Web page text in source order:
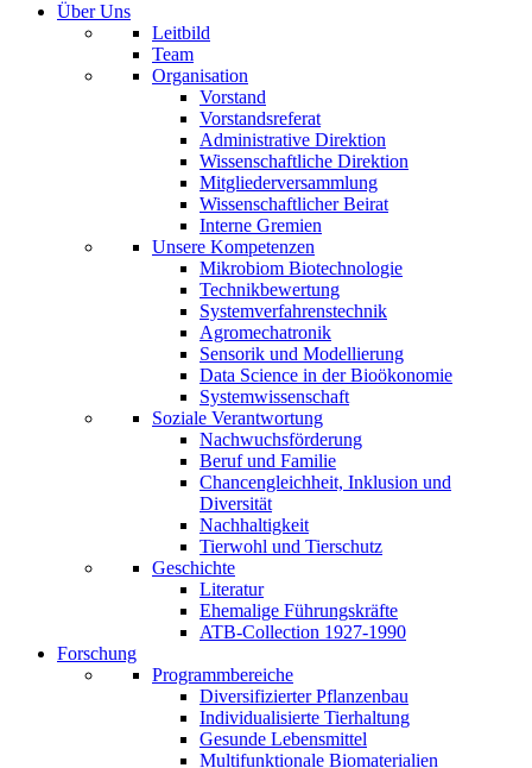
Über Uns
Leitbild
Team
Organisation
Vorstand
Vorstandsreferat
Administrative Direktion
Wissenschaftliche Direktion
Mitgliederversammlung
Wissenschaftlicher Beirat
Interne Gremien
Unsere Kompetenzen
Mikrobiom Biotechnologie
Technikbewertung
Systemverfahrenstechnik
Agromechatronik
Sensorik und Modellierung
Data Science in der Bioökonomie
Systemwissenschaft
Soziale Verantwortung
Nachwuchsförderung
Beruf und Familie
Chancengleichheit, Inklusion und
Diversität
Nachhaltigkeit
Tierwohl und Tierschutz
Geschichte
Literatur
Ehemalige Führungskräfte
ATB-Collection 1927-1990
Forschung
Programmbereiche
Diversifizierter Pflanzenbau
Individualisierte Tierhaltung
Gesunde Lebensmittel
Multifunktionale Biomaterialien